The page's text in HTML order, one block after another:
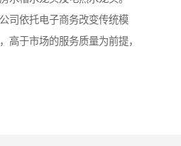
司依托电子商务改变传统模
高于市场的服务质量为前提，